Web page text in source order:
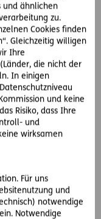
und ähnlichen
zu.
Cookies finden
Gleichzeitig willigen
Ihre
die nicht der
In einigen
und keine
Risiko, dass Ihre
und
wirksamen
Für uns
und
notwendige
Notwendige
Partneranwälte
gegen den
Recht gibt, ist die
dieser ist
Patrick H. auch
ihrem Kunden